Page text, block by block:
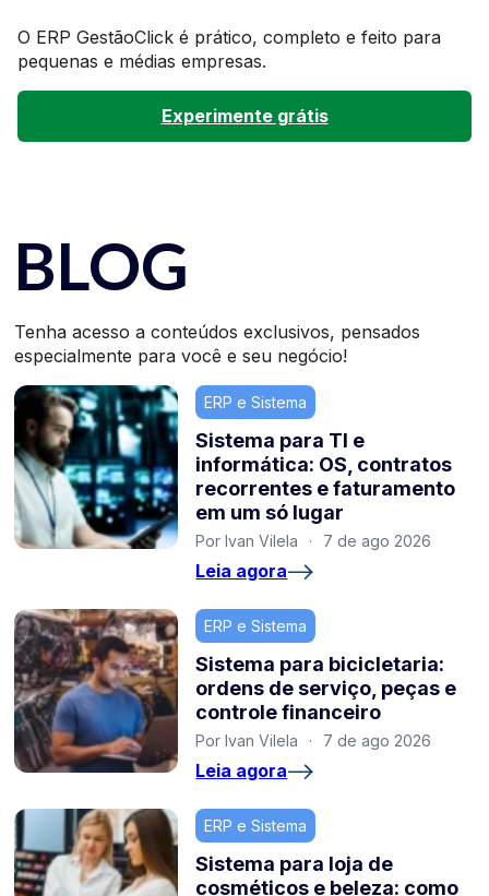
O ERP GestãoClick é prático, completo e feito para
pequenas e médias empresas.
Experimente grátis
BLOG
Tenha acesso a conteúdos exclusivos, pensados
especialmente para você e seu negócio!
ERP e Sistema
Sistema para TI e
informática: OS, contratos
recorrentes e faturamento
em um só lugar
Por Ivan Vilela · 7 de ago 2026
Leia agora
ERP e Sistema
Sistema para bicicletaria:
ordens de serviço, peças e
controle financeiro
Por Ivan Vilela · 7 de ago 2026
Leia agora
ERP e Sistema
Sistema para loja de
cosméticos e beleza: como